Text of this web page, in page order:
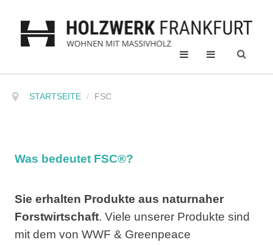
STARTSEITE / FSC
Was bedeutet FSC®?
Sie erhalten Produkte aus naturnaher
Forstwirtschaft. Viele unserer Produkte sind
mit dem von WWF & Greenpeace